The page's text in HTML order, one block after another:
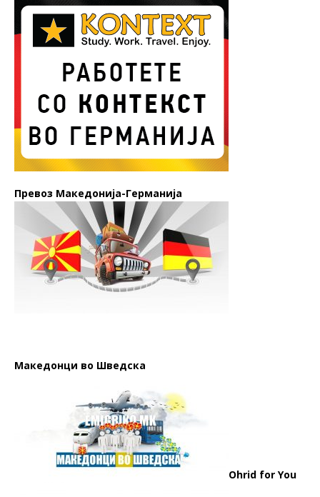
Превоз Македонија-Германија
Македонци во Шведска
Ohrid for You